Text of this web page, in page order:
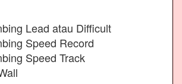
Lead atau Difficult
Speed Record
Speed Track